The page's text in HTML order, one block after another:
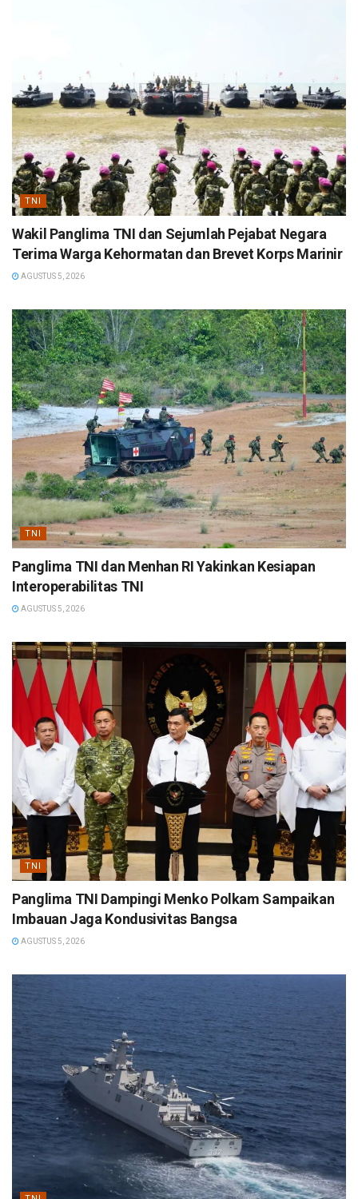
TNI
Wakil Panglima TNI dan Sejumlah Pejabat Negara
Terima Warga Kehormatan dan Brevet Korps Marinir
AGUSTUS 5, 2026
TNI
Panglima TNI dan Menhan RI Yakinkan Kesiapan
Interoperabilitas TNI
AGUSTUS 5, 2026
TNI
Panglima TNI Dampingi Menko Polkam Sampaikan
Imbauan Jaga Kondusivitas Bangsa
AGUSTUS 5, 2026